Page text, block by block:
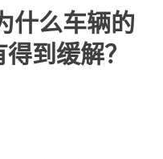
什么车辆的
到缓解？